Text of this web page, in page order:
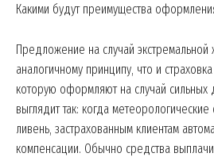
Какими будут преимущества
Предложение на случай
аналогичному принципу, что и
которую оформляют на случай сильных
выглядит так: когда
ливень, застрахованным клиентам
компенсации. Обычно средства